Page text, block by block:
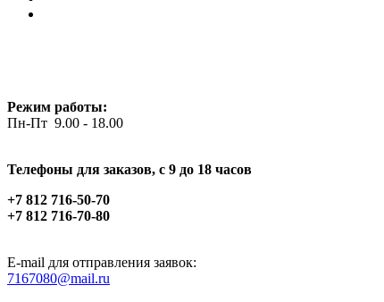
Режим работы:
Пн-Пт 9.00 - 18.00
Телефоны для заказов, c 9 до 18 часов
+7 812 716-50-70
+7 812 716-70-80
E-mail для отправления заявок:
7167080@mail.ru